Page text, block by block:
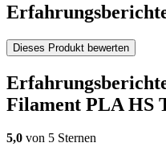
Dieses Produkt bewerten
Filament PLA HS
5,0 von 5 Sternen